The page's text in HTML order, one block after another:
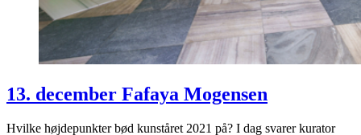
13. december Fafaya Mogensen
Hvilke højdepunkter bød kunståret 2021 på? I dag svarer kurator